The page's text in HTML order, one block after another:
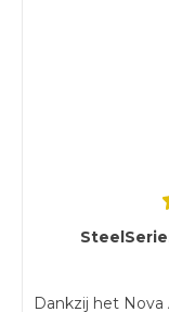
Dankzij het